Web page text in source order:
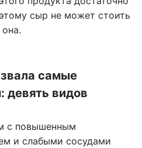
сыр не может стоить
самые
видов
с повышенным
и слабыми сосудами